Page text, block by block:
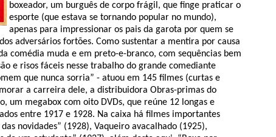
boxeador, um burguês de corpo frágil, que finge praticar o
esporte (que estava se tornando popular no mundo),
apenas para impressionar os pais da garota por quem se
adversários fortões. Como sustentar a mentira por causa
comédia muda e em preto-e-branco, com sequências bem
e risos fáceis nesse trabalho do grande comediante
que nunca sorria” - atuou em 145 filmes (curtas e
a carreira dele, a distribuidora Obras-primas do
um megabox com oito DVDs, que reúne 12 longas e
entre 1917 e 1928. Na caixa há filmes importantes
novidades” (1928), Vaqueiro avacalhado (1925),